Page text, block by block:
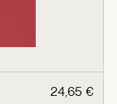
24,65 €